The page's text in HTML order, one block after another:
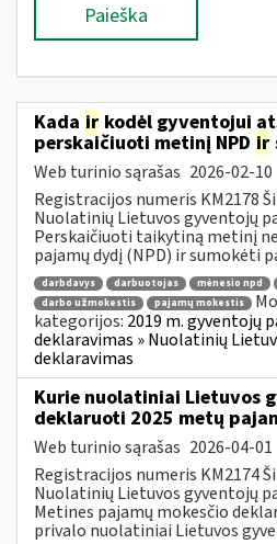
Paieška
Kada ir kodėl gyventojui
perskaičiuoti metinį NPD ir
Web turinio sąrašas 2026-02-10
Registracijos numeris KM2178
Nuolatinių Lietuvos gyventojų
Perskaičiuoti taikytiną metinį
pajamų dydį (NPD) ir sumokėti
darbdavys darbuotojas mėnesio npd
darbo užmokestis
pajamų mokestis
kategorijos: 2019 m. gyventojų
deklaravimas » Nuolatinių
deklaravimas
Kurie nuolatiniai Lietuvos
deklaruoti 2025 metų
Web turinio sąrašas 2026-04-01
Registracijos numeris KM2174
Nuolatinių Lietuvos gyventojų
Metines pajamų mokesčio
privalo nuolatiniai Lietuvos